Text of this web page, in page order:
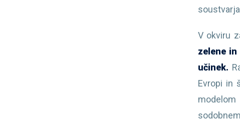
V okviru
zelene
učinek.
Evropi in